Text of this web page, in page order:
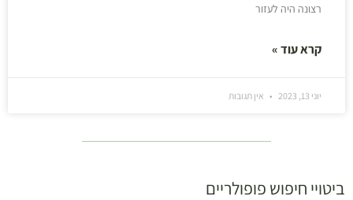
רצונה היה לעזור
קרא עוד »
יוני 13, 2023 אין תגובות
ביטויי חיפוש פופולריים